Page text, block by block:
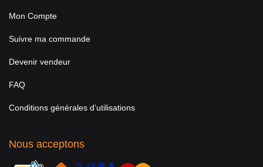
Mon Compte
Suivre ma commande
Devenir vendeur
FAQ
Conditions générales d’utilisations
Nous acceptons